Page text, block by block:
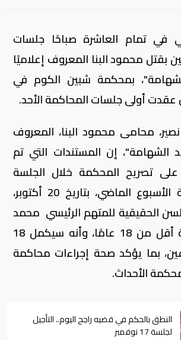
في تمام العاشرة صباحًا جلسات
بقتل محمود البنا المعروف إعلاميًا
بمحكمة شبين الكوم في
عقدت أولى جلسات المحاكمة الأحد.
محامى محمود البنا، المعروف
الشهامة"، إن المستندات التي تم
على تصريح المحكمة خلال الجلسة
الأولى للمحاكمة الأسبوع الماضي، بتاريخ 20 أكتوبر،
الحقيقية للمتهم الرئيسي محمد
راجح في القضية أقل من 18 عامًا، وأنه سيكمل 18
بما يؤكد صحة إجراءات محاكمة
الأحداث.
النطق بالحكم في قضيه راجح اليوم.. التأجيل
لجلسة 17 نوفمبر